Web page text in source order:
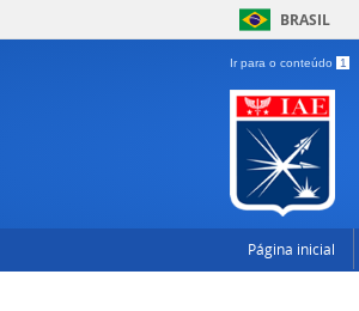
BRASIL
Ir para o conteúdo 1
Página inicial